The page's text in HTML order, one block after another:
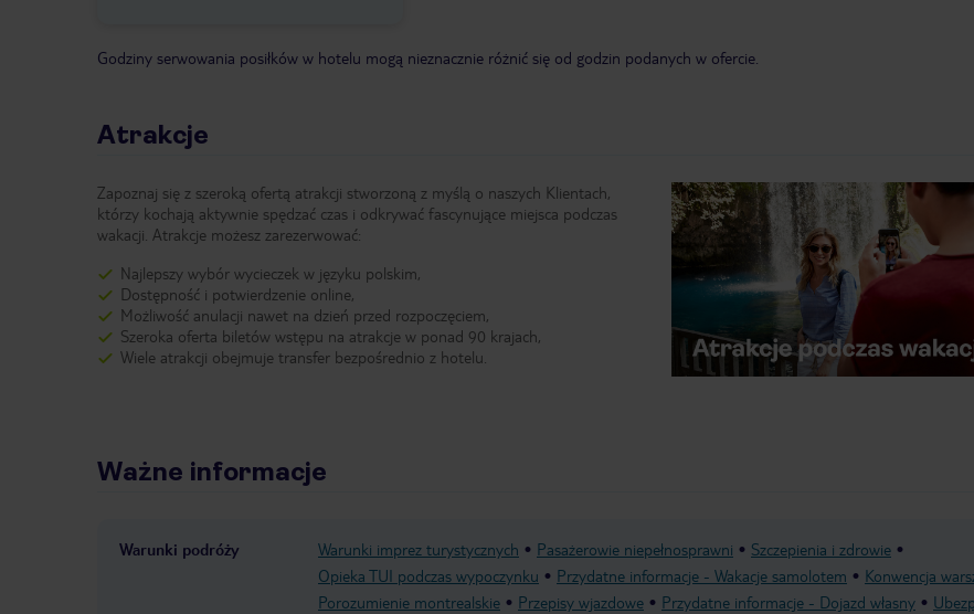
Godziny serwowania posiłków w hotelu mogą nieznacznie różnić się od godzin podanych w ofercie.
Atrakcje
Zapoznaj się z szeroką ofertą atrakcji stworzoną z myślą o naszych Klientach,
którzy kochają aktywnie spędzać czas i odkrywać fascynujące miejsca podczas
wakacji. Atrakcje możesz zarezerwować:
Najlepszy wybór wycieczek w języku polskim,
Dostępność i potwierdzenie online,
Możliwość anulacji nawet na dzień przed rozpoczęciem,
Szeroka oferta biletów wstępu na atrakcje w ponad 90 krajach,
Wiele atrakcji obejmuje transfer bezpośrednio z hotelu.
Ważne informacje
Warunki podróży Warunki imprez turystycznych Pasażerowie niepełnosprawni
Szczepienia i zdrowie
Opieka TUI podczas wypoczynku
Przydatne informacje - Wakacje samolotem
Konwencja
Porozumienie montrealskie
Przepisy wjazdowe Przydatne informacje - Dojazd własny